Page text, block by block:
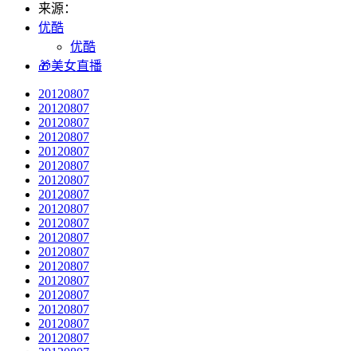
来源：
优酷
优酷
🎁美女直播
20120807
20120807
20120807
20120807
20120807
20120807
20120807
20120807
20120807
20120807
20120807
20120807
20120807
20120807
20120807
20120807
20120807
20120807